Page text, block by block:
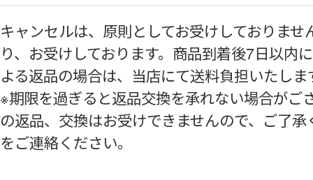
キャンセルは、原則としてお受けしておりま
り、お受けしております。商品到着後7⽇以
よる返品の場合は、当店にて送料負担いたしま
※期限を過ぎると返品交換を承れない場合が
の返品、交換はお受けできませんので、ご了
をご連絡ください。